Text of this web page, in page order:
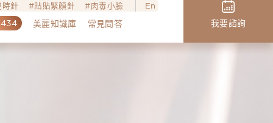
針 貼貼緊顏針 肉毒小臉 En
美麗知識庫 常見問答 我要諮詢